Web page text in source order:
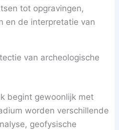
tot opgravingen,
en de interpretatie van
van archeologische
begint gewoonlijk met
worden verschillende
geofysische